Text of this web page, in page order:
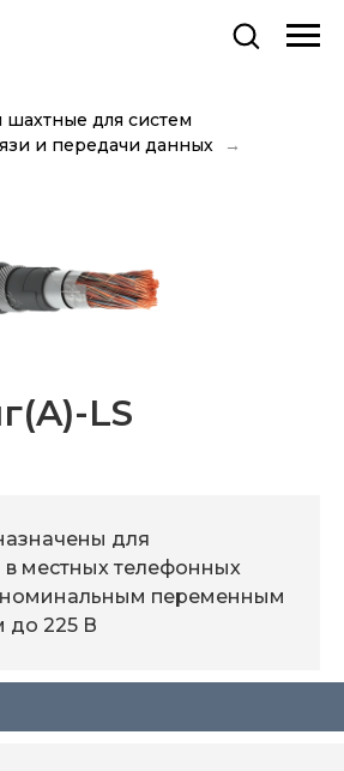
шахтные для систем
и передачи данных
LS
для
в местных телефонных
номинальным переменным
до 225 В